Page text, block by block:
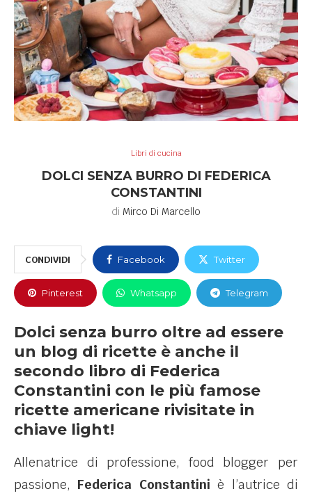
Libri di cucina
DOLCI SENZA BURRO DI FEDERICA
CONSTANTINI
di Mirco Di Marcello
CONDIVIDI Facebook Twitter
Pinterest Whatsapp Telegram
Dolci senza burro oltre ad essere
un blog di ricette è anche il
secondo libro di Federica
Constantini con le più famose
ricette americane rivisitate in
chiave light!
Allenatrice di professione, food blogger per
passione, Federica Constantini è l’autrice di